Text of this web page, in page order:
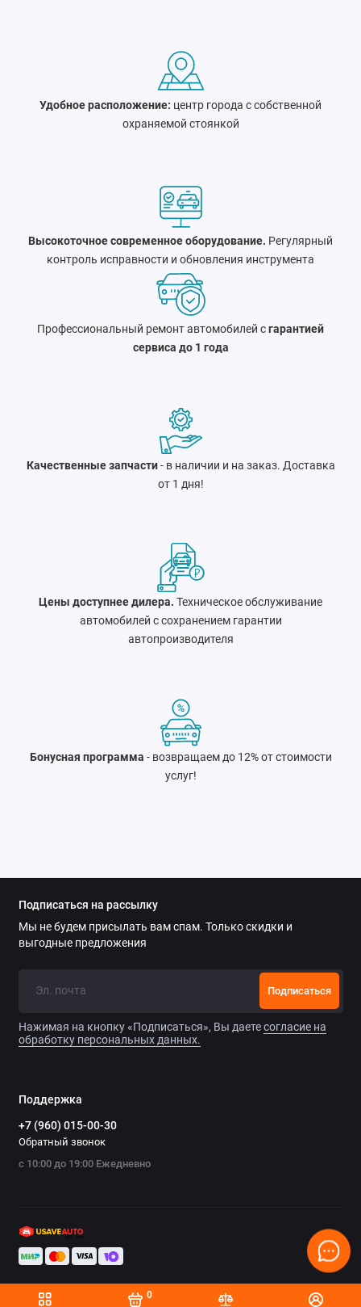
0
Удобное расположение: центр города c собственной
охраняемой стоянкой
Высокоточное современное оборудование. Регулярный
контроль исправности и обновления инструмента
Профессиональный ремонт автомобилей сгарантией
сервиса до 1 года
Качественные запчасти- в наличии и на заказ. Доставка
от 1 дня!
Цены доступнее дилера. Техническое обслуживание
автомобилей с сохранением гарантии
автопроизводителя
Бонусная программа - возвращаем до 12% от стоимости
услуг!
Подписаться на рассылку
Мы не будем присылать вам спам. Только скидки и
выгодные предложения
Подписаться
Нажимая на кнопку «Подписаться», Вы даетесогласие на
обработку персональных данных.
Поддержка
+7 (960) 015-00-30
Обратный звонок
с 10:00 до 19:00 Ежедневно